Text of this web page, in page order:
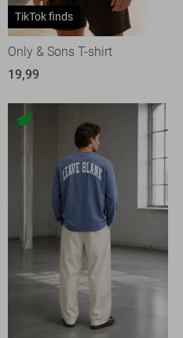
TikTok finds
Only & Sons T-shirt
19,99